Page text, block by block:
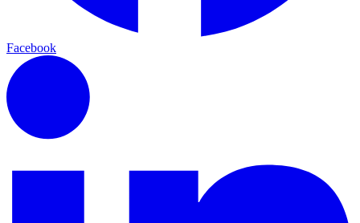
Facebook